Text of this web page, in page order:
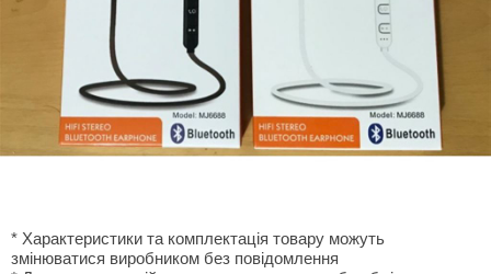
* Характеристики та комплектація товару можуть
змінюватися виробником без повідомлення